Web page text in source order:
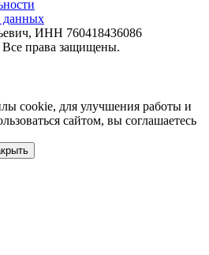
данных
ИНН 760418436086
права защищены.
cookie, для улучшения работы и
сайтом, вы соглашаетесь